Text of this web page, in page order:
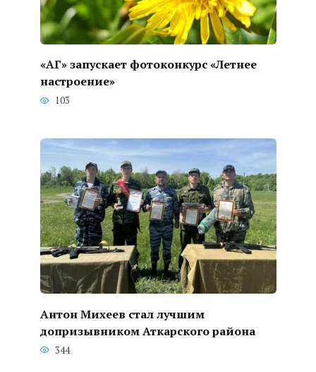
«АГ» запускает фотоконкурс «Летнее
настроение»
103
Антон Михеев стал лучшим
допризывником Аткарского района
344